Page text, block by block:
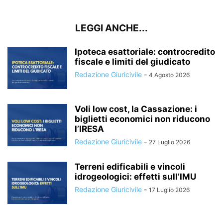
LEGGI ANCHE...
Ipoteca esattoriale: controcredito
fiscale e limiti del giudicato
Redazione Giuricivile - 4 Agosto 2026
Voli low cost, la Cassazione: i
biglietti economici non riducono
l’IRESA
Redazione Giuricivile - 27 Luglio 2026
Terreni edificabili e vincoli
idrogeologici: effetti sull’IMU
Redazione Giuricivile - 17 Luglio 2026